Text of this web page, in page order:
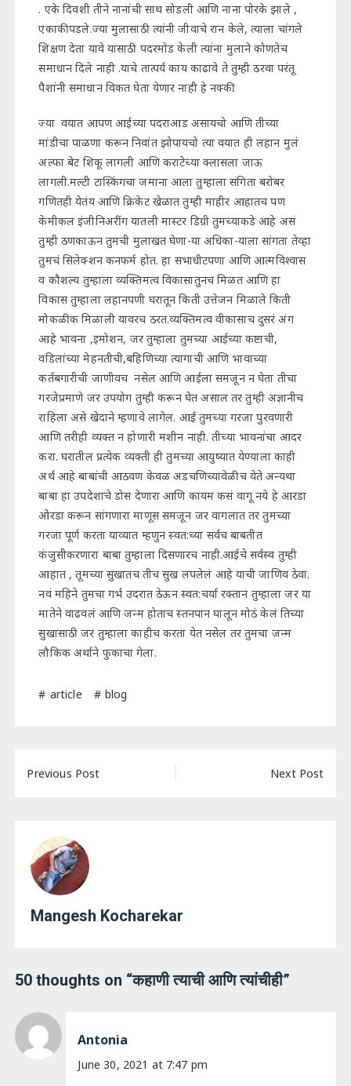
. एके दिवशी तीने नानांची साथ सोडली आणि नाना पोरके झाले ,
एकाकी पडले.ज्या मुलासाठी त्यांनी जीवाचे रान केले, त्याला चांगले
शिक्षण देता यावे यासाठी पदरमोड केली त्यांना मुलाने कोणतेच
समाधान दिले नाही .याचे तात्पर्य काय काढावे ते तुम्ही ठरवा परंतू
पैशांनी समाधान विकत घेता येणार नाही हे नक्की.
ज्या वयात आपण आईच्या पदराआड असायचो आणि तीच्या
मांडीचा पाळणा करून निवांत झोपायचो त्या वयात ही लहान मुलं
अल्फा बेट शिकू लागली आणि कराटेच्या क्लासला जाऊ
लागली.मल्टी टास्किंगचा जमाना आला तुम्हाला संगिता बरोबर
गणितही येतंय आणि क्रिकेट खेळात तुम्ही माहीर आहातच पण
केमीकल इंजीनिअरींग यातली मास्टर डिग्री तुमच्याकडे आहे असं
तुम्ही ठणकाऊन तुमची मुलाखत घेणा-या अधिका-याला सांगता तेव्हा
तुमचं सिलेक्शन कनफर्म होत. हा सभाधीटपणा आणि आत्मविश्वास
व कौशल्य तुम्हाला व्यक्तिमत्व विकासातुनच मिळत आणि हा
विकास तुम्हाला लहानपणी घरातून किती उत्तेजन मिळाले किती
मोकळीक मिळाली यावरच ठरत.व्यक्तिमत्व वीकासाच दुसरं अंग
आहे भावना ,इमोशन, जर तुम्हाला तुमच्या आईच्या कष्टाची,
वडिलांच्या मेहनतीची,बहिणिच्या त्यागाची आणि भावाच्या
कर्तबगारीची जाणीवच नसेल आणि आईला समजून न घेता तीचा
गरजेप्रमाणे जर उपयोग तुम्ही करून घेत असाल तर तुम्ही अज्ञानीच
राहिला असे खेदाने म्हणावे लागेल. आई तुमच्या गरजा पुरवणारी
आणि तरीही व्यक्त न होणारी मशीन नाही. तीच्या भावनांचा आदर
करा. घरातील प्रत्येक व्यक्ती ही तुमच्या आयुष्यात येण्याला काही
अर्थ आहे बाबांची आठवण केवळ अडचणिच्यावेळीच येते अन्यथा
बाबा हा उपदेशाचे डोस देणारा आणि कायम कसं वागू नये हे आरडा
ओरडा करून सांगणारा माणूस समजून जर वागलात तर तुमच्या
गरजा पूर्ण करता याव्यात म्हणुन स्वत:च्या सर्वच बाबतीत
कंजुसीकरणारा बाबा तुम्हाला दिसणारच नाही.आईचे सर्वस्व तुम्ही
आहात , तूमच्या सुखातच तीच सुख लपलेलं आहे याची जाणिव ठेवा.
नवं महिने तुमचा गर्भ उदरात ठेऊन स्वत:चर्या रक्तान तुम्हाला जर या
मातेने वाढवलं आणि जन्म होताच स्तनपान घालून मोठं केलं तिच्या
सुखासाठी जर तुम्हाला काहीच करता येत नसेल तर तुमचा जन्म
लौकिक अर्थाने फुकाचा गेला.
article blog
Post
Previous Post Next Post
Mangesh Kocharekar
50 thoughts on “कहाणी त्याची आणि त्यांचीही”
Antonia
June 30, 2021 at 7:47 pm